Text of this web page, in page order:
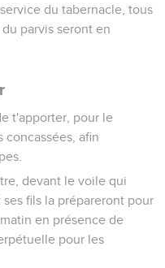
du tabernacle, tous
parvis seront en
t'apporter, pour le
afin
devant le voile qui
fils la prépareront pour
en présence de
pour les